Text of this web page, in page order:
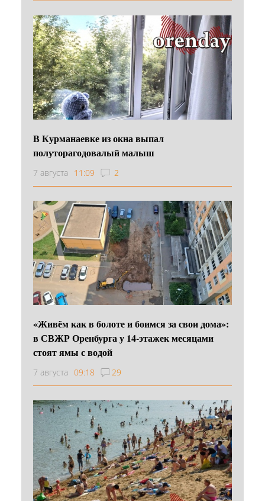
В Курманаевке из окна выпал
полуторагодовалый малыш
7 августа 11:09 2
«Живём как в болоте и боимся за свои дома»:
в СВЖР Оренбурга у 14-этажек месяцами
стоят ямы с водой
7 августа 09:18 29